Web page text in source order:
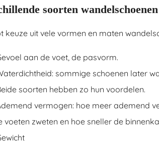
soorten wandelschoenen
keuze uit vele vormen en maten
aan de voet, de pasvorm.
sommige schoenen later
soorten hebben zo hun voordelen.
vermogen: hoe meer ademend
voeten zweten en hoe sneller de